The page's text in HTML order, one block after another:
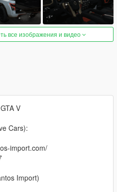
все изображения и видео
V
Cars):
import.com/
Import)